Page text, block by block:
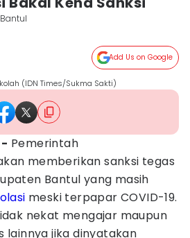
Add Us on Google
(IDN Times/Sukma Sakti)
- ‎Pemerintah
memberikan sanksi tegas
Bantul yang masih
meski terpapar COVID-19.
nekat mengajar maupun
lainnya jika dinyatakan